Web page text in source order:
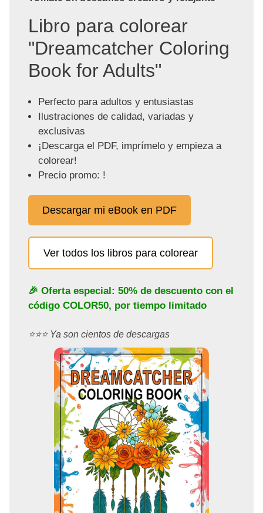
Libro para colorear
"Dreamcatcher Coloring
Book for Adults"
Perfecto para adultos y entusiastas
Ilustraciones de calidad, variadas y
exclusivas
¡Descarga el PDF, imprímelo y empieza a
colorear!
Precio promo: !
Descargar mi eBook en PDF
Ver todos los libros para colorear
🎉 Oferta especial: 50% de descuento con el
código COLOR50, por tiempo limitado
⭐️⭐️⭐️ Ya son cientos de descargas